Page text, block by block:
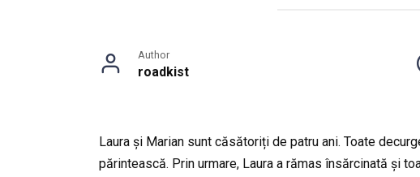
Author
roadkist
Laura și Marian sunt căsătoriți de patru ani. Toate
părintească. Prin urmare, Laura a rămas însărcinată și